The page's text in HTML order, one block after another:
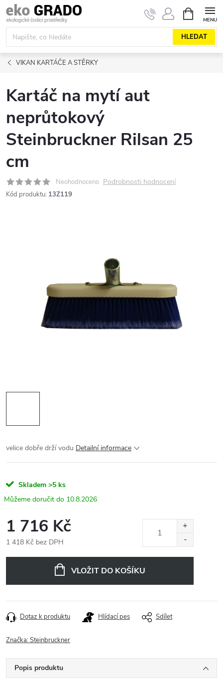
Přejít
na
obsah
HLEDAT
NÁKUPNÍ
KOŠÍK
VIKAN KARTÁČE A STĚRKY
Kartáč na mytí aut
neprůtokový
Steinbruckner Rilsan 25
cm
Neohodnoceno Podrobnosti hodnocení
Kód produktu: 13Z119
velice dobře drží vodu Detailní informace
Skladem >5 ks
10.8.2026
1 716 Kč
1 418 Kč bez DPH
VLOŽIT DO KOŠÍKU
Dotaz k produktu Hlídací pes Sdílet
Značka:Steinbruckner
Popis produktu